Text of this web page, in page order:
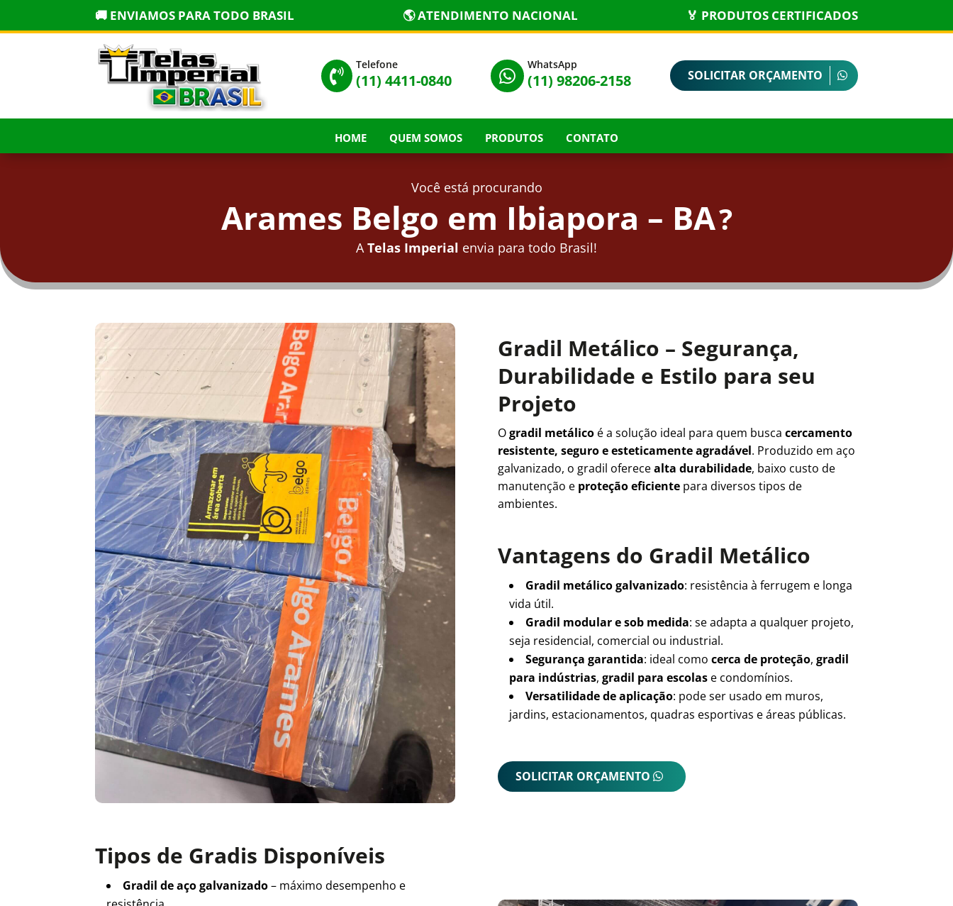
🚚 ENVIAMOS PARA TODO BRASIL 🌎 ATENDIMENTO NACIONAL 🏅 PRODUTOS CERTIFICADOS

Telefone
(11) 4411-0840 
WhatsApp
(11) 98206-2158 SOLICITAR ORÇAMENTO
HOME QUEM SOMOS PRODUTOS CONTATO
Você está procurando
Arames Belgo em Ibiapora – BA?
ATelas Imperial envia para todo Brasil!
Gradil Metálico – Segurança,
Durabilidade e Estilo para seu
Projeto
Ogradil metálicoé a solução ideal para quem busca cercamento
resistente, seguro e esteticamente agradável. Produzido em aço
galvanizado, o gradil oferecealta durabilidade, baixo custo de
manutenção e proteção eficientepara diversos tipos de
ambientes.
Vantagens do Gradil Metálico
Gradil metálico galvanizado: resistência à ferrugem e longa
vida útil.
Gradil modular e sob medida: se adapta a qualquer projeto,
seja residencial, comercial ou industrial.
Segurança garantida: ideal como cerca de proteção, gradil
para indústrias, gradil para escolase condomínios.
Versatilidade de aplicação: pode ser usado em muros,
jardins, estacionamentos, quadras esportivas e áreas públicas.
SOLICITAR ORÇAMENTO
Tipos de Gradis Disponíveis
Gradil de aço galvanizado– máximo desempenho e